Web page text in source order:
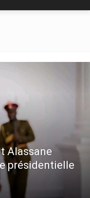
Alassane
présidentielle